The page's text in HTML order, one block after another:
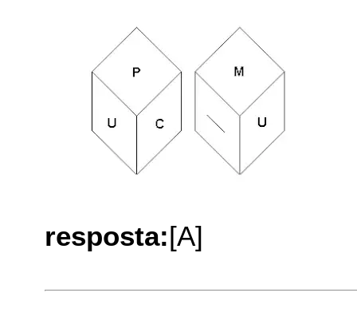
resposta:[A]